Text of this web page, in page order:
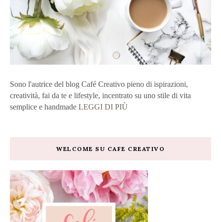
Sono l'autrice del blog Café Creativo pieno di ispirazioni,
creatività, fai da te e lifestyle, incentrato su uno stile di vita
semplice e handmade LEGGI DI PIÙ
WELCOME SU CAFE CREATIVO